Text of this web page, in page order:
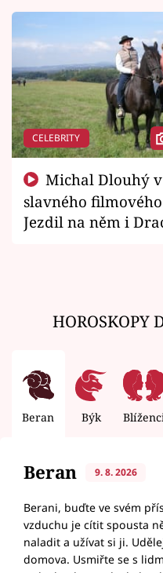
CELEBRITY
slavného
Jezdil na něm i
HOROSKOPY
Beran Býk
Beran 9. 8. 2026
Berani, buďte ve svém
vzduchu je cítit spousta
naladit a užívat si ji.
domova. Usmiřte se s